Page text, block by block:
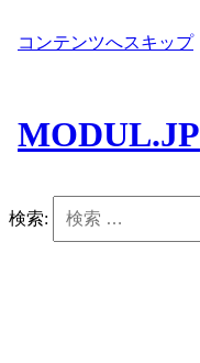
コンテンツへスキップ
MODUL.JP
検索: